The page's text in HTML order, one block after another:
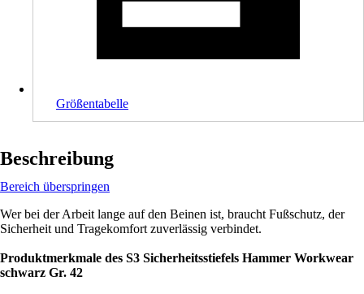
Größentabelle
Beschreibung
Bereich überspringen
Wer bei der Arbeit lange auf den Beinen ist, braucht Fußschutz, der
Sicherheit und Tragekomfort zuverlässig verbindet.
Produktmerkmale des S3 Sicherheitsstiefels Hammer Workwear
schwarz Gr. 42